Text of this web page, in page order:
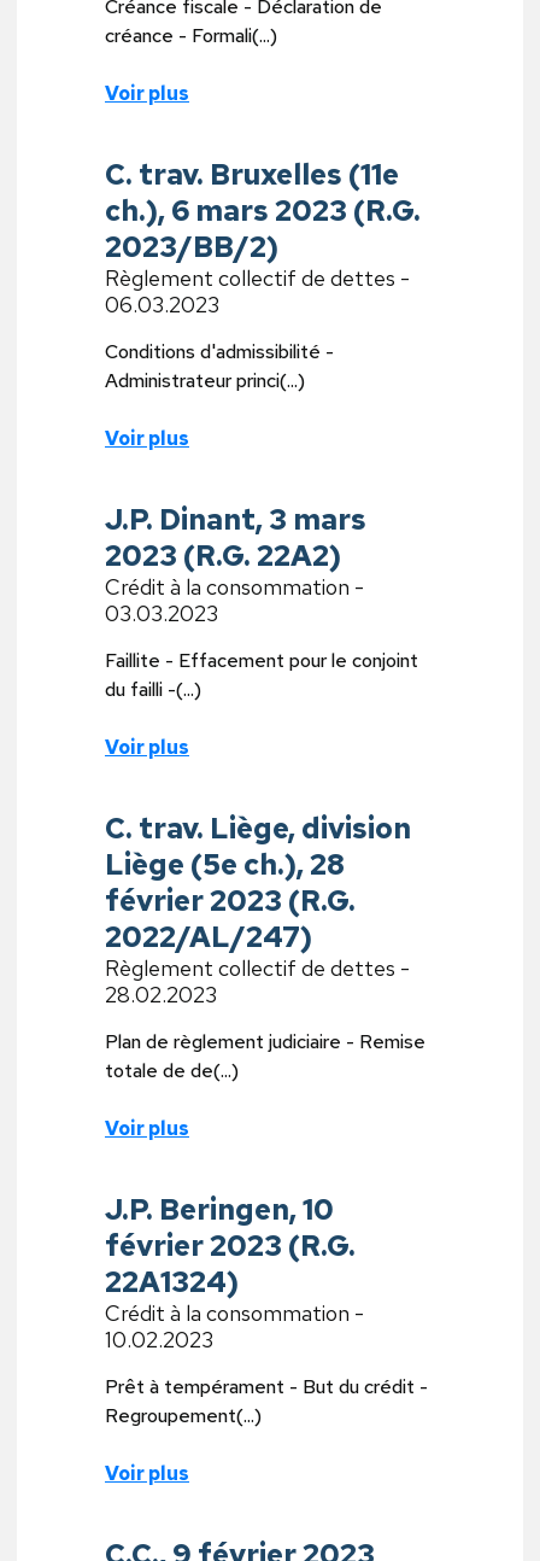
Créance fiscale - Déclaration de
créance - Formali(...)
Voir plus
C. trav. Bruxelles (11e
ch.), 6 mars 2023 (R.G.
2023/BB/2)
Règlement collectif de dettes -
06.03.2023
Conditions d'admissibilité -
Administrateur princi(...)
Voir plus
J.P. Dinant, 3 mars
2023 (R.G. 22A2)
Crédit à la consommation -
03.03.2023
Faillite - Effacement pour le conjoint
du failli -(...)
Voir plus
C. trav. Liège, division
Liège (5e ch.), 28
février 2023 (R.G.
2022/AL/247)
Règlement collectif de dettes -
28.02.2023
Plan de règlement judiciaire - Remise
totale de de(...)
Voir plus
J.P. Beringen, 10
février 2023 (R.G.
22A1324)
Crédit à la consommation -
10.02.2023
Prêt à tempérament - But du crédit -
Regroupement(...)
Voir plus